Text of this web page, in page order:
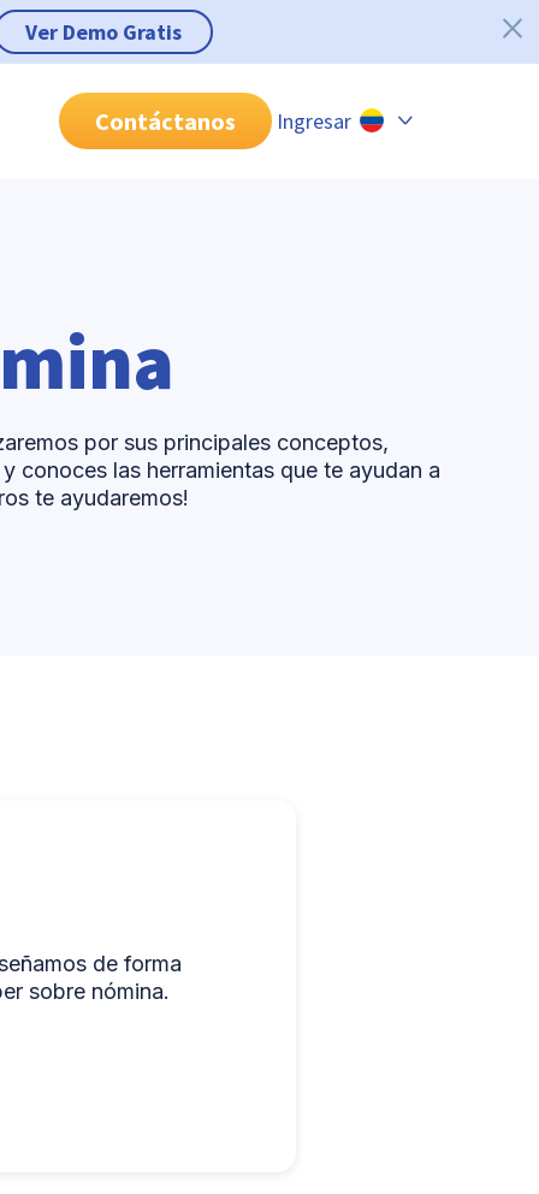
Ver Demo Gratis
Contáctanos Ingresar
por sus principales conceptos,
conoces las herramientas que te ayudan a
te ayudaremos!
de forma
sobre nómina.